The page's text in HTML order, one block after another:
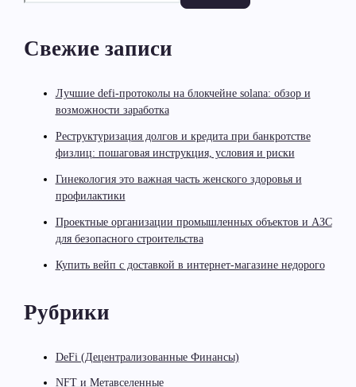
Свежие записи
Лучшие defi-протоколы на блокчейне solana: обзор и
возможности заработка
Реструктуризация долгов и кредита при банкротстве
физлиц: пошаговая инструкция, условия и риски
Гинекология это важная часть женского здоровья и
профилактики
Проектные организации промышленных объектов и АЗС
для безопасного строительства
Купить вейп с доставкой в интернет-магазине недорого
Рубрики
DeFi (Децентрализованные Финансы)
NFT и Метавселенные